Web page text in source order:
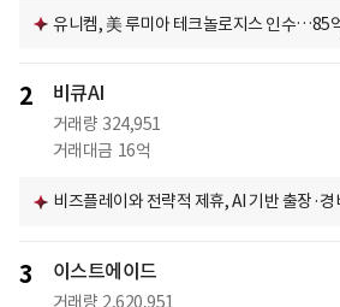
유니켐, 美 루미아 테크놀로지스 인수…85
2 비큐AI
거래량 324,951
거래대금 16억
비즈플레이와 전략적 제휴, AI 기반 출장·
3 이스트에이드
거래량 2,620,951